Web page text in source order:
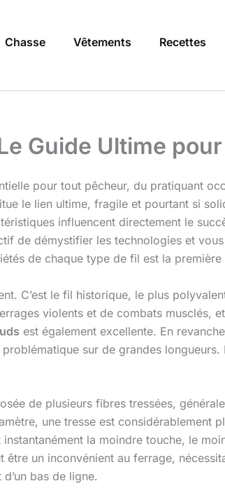
Chasse Vêtements Recettes
Guide Ultime
pour tout pêcheur, du pratiquant
le lien ultime, fragile et pourtant si
influencent directement le
de démystifier les technologies et
de chaque type de fil est la
C’est le fil historique, le plus
violents et de combats musclés,
est également excellente. En
sur de grandes
de plusieurs fibres tressées,
une tresse est considérablement
instantanément la moindre touche, le
être un inconvénient au ferrage,
bas de ligne.